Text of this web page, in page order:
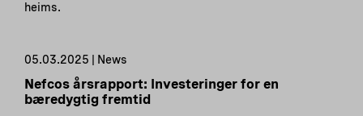
heims.
05.03.2025 | News
Nefcos årsrapport: Investeringer for en
bæredygtig fremtid